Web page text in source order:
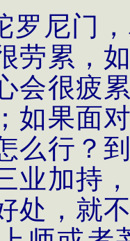
罗尼门
劳累，
会很疲
如果面
么行？
业加持
处，就